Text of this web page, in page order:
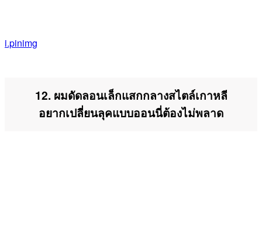
i.pinimg
12. ผมดัดลอนเล็กแสกกลางสไตล์เกาหลี
อยากเปลี่ยนลุคแบบออนนี่ต้องไม่พลาด